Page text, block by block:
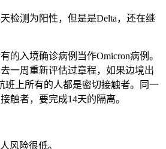
检测为阳性，但是是Delta，还在继
的入境确诊病例当作Omicron病例。
一周重新评估过章程，如果边境出
班上所有的人都是密切接触者。同一
触者，要完成14天的隔离。
风险很低。